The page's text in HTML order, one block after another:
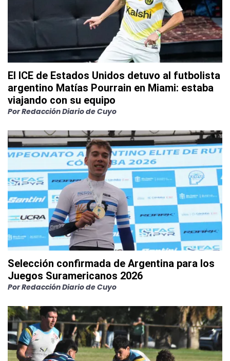
El ICE de Estados Unidos detuvo al futbolista
argentino Matías Pourrain en Miami: estaba
viajando con su equipo
PorRedacción Diario de Cuyo
Selección confirmada de Argentina para los
Juegos Suramericanos 2026
PorRedacción Diario de Cuyo